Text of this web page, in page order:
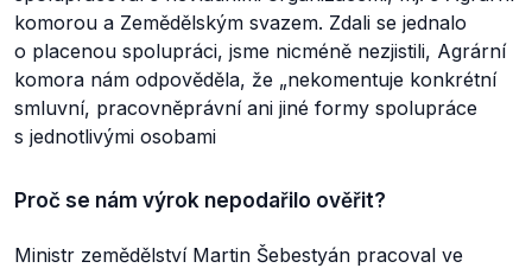
komorou a Zemědělským svazem. Zdali se jednalo
o placenou spolupráci, jsme nicméně nezjistili, Agrární
komora nám odpověděla, že „nekomentuje konkrétní
smluvní, pracovněprávní ani jiné formy spolupráce
s jednotlivými osobami
Proč se nám výrok nepodařilo ověřit?
Ministr zemědělství Martin Šebestyán pracoval ve